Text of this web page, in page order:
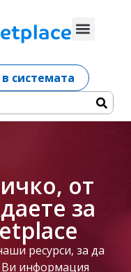
системата
от
за
ресурси, за да
информация